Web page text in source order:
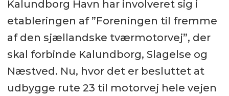
Kalundborg Havn har involveret sig i
etableringen af ”Foreningen til fremme
af den sjællandske tværmotorvej”, der
skal forbinde Kalundborg, Slagelse og
Næstved. Nu, hvor det er besluttet at
udbygge rute 23 til motorvej hele vejen